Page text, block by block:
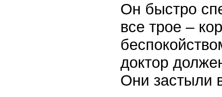
Он быстро
все трое –
доктор
Они застыли